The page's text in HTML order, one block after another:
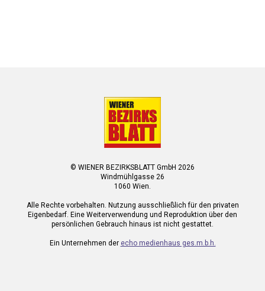
© WIENER BEZIRKSBLATT GmbH 2026
Windmühlgasse 26
1060 Wien.
Alle Rechte vorbehalten. Nutzung ausschließlich für den privaten
Eigenbedarf. Eine Weiterverwendung und Reproduktion über den
persönlichen Gebrauch hinaus ist nicht gestattet.
Ein Unternehmen der echo medienhaus ges.m.b.h.